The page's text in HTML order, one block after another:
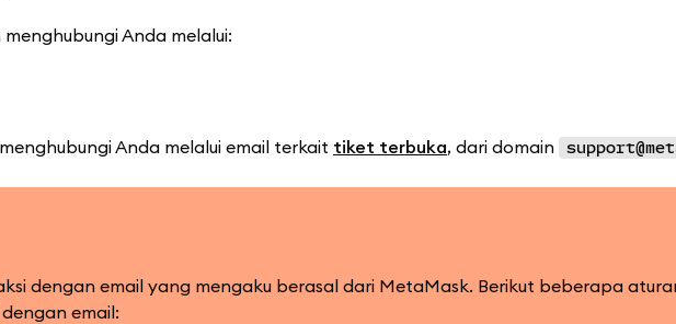
Anda melalui:
Anda melalui email terkait tiket terbuka, dari domain
dengan email yang mengaku berasal dari MetaMask. Berikut beberapa
email: